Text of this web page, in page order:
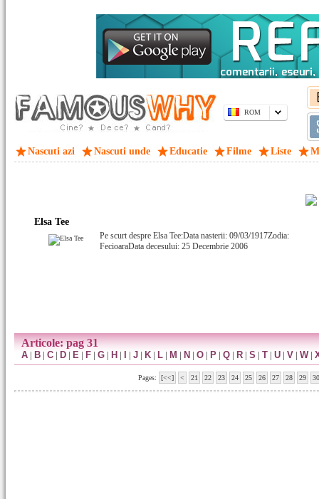
ROM
Nascuti azi Nascuti unde Educatie Filme Liste
Elsa Tee
Pe scurt despre Elsa Tee:Data nasterii: 09/03/1917Zodia:
FecioaraData decesului: 25 Decembrie 2006
Articole: pag 31
A | B | C | D | E | F | G | H | | J | K | L | M | N | O | P | Q | R | S | T | U | V | W|
Pages: [<<] < 21 22 23 24 25 26 27 28 29 30